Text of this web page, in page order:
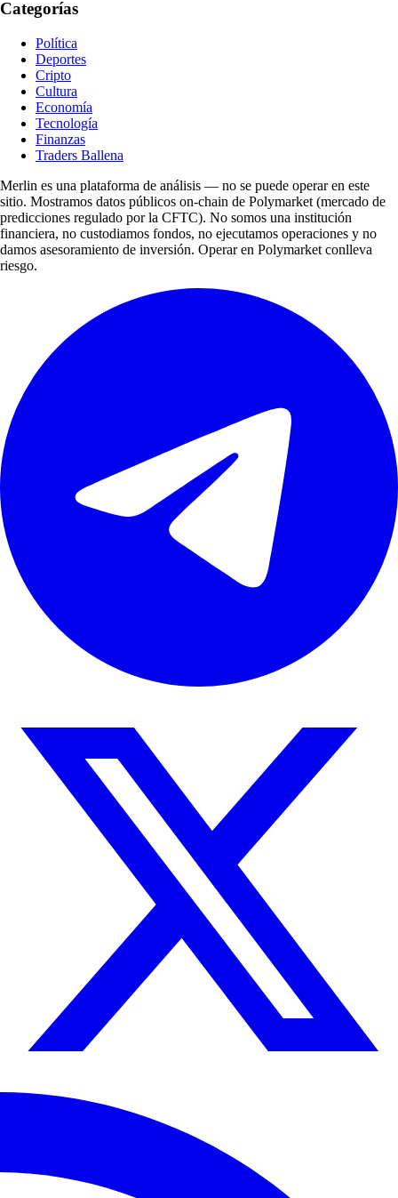
Categorías
Política
Deportes
Cripto
Cultura
Economía
Tecnología
Finanzas
Traders Ballena
Merlin es una plataforma de análisis — no se puede operar en este
sitio. Mostramos datos públicos on-chain de Polymarket (mercado de
predicciones regulado por la CFTC). No somos una institución
financiera, no custodiamos fondos, no ejecutamos operaciones y no
damos asesoramiento de inversión. Operar en Polymarket conlleva
riesgo.